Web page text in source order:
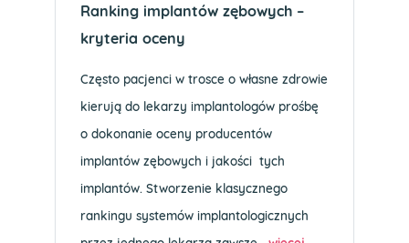
Ranking implantów zębowych –
kryteria oceny
Często pacjenci w trosce o własne zdrowie
kierują do lekarzy implantologów prośbę
o dokonanie oceny producentów
implantów zębowych i jakości tych
implantów. Stworzenie klasycznego
rankingu systemów implantologicznych